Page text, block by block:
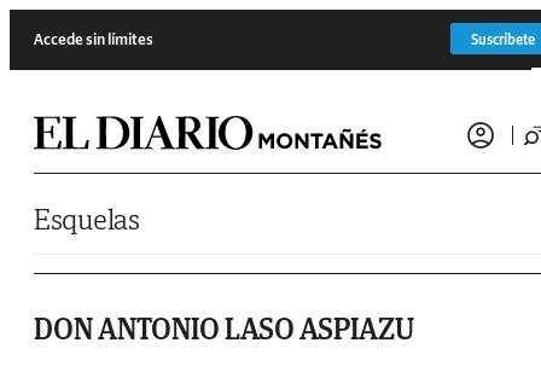
Accede sin límites Suscríbete
Esquelas
DON ANTONIO LASO ASPIAZU